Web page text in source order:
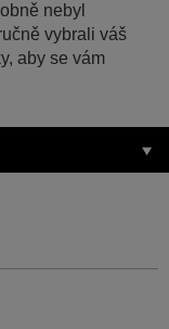
nebyl
vybrali váš
aby se vám